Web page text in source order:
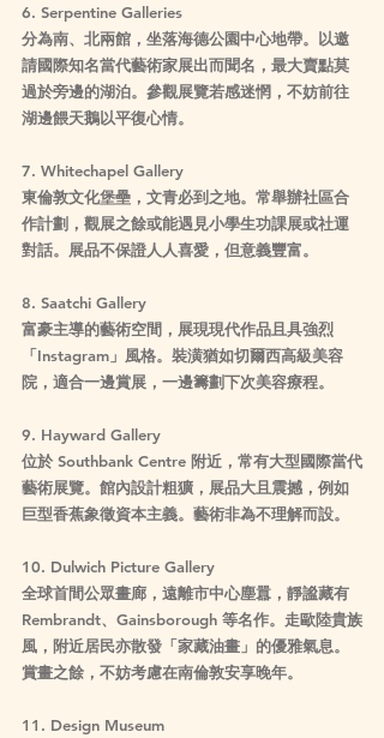
6. Serpentine Galleries
分為南、北兩館，坐落海德公園中心地帶。以邀
請國際知名當代藝術家展出而聞名，最大賣點莫
過於旁邊的湖泊。參觀展覽若感迷惘，不妨前往
湖邊餵天鵝以平復心情。
7. Whitechapel Gallery
東倫敦文化堡壘，文青必到之地。常舉辦社區合
作計劃，觀展之餘或能遇見小學生功課展或社運
對話。展品不保證人人喜愛，但意義豐富。
8. Saatchi Gallery
富豪主導的藝術空間，展現現代作品且具強烈
「Instagram」風格。裝潢猶如切爾西高級美容
院，適合一邊賞展，一邊籌劃下次美容療程。
9. Hayward Gallery
位於 Southbank Centre 附近，常有大型國際當代
藝術展覽。館內設計粗獷，展品大且震撼，例如
巨型香蕉象徵資本主義。藝術非為不理解而設。
10. Dulwich Picture Gallery
全球首間公眾畫廊，遠離市中心塵囂，靜謐藏有
Rembrandt、Gainsborough 等名作。走歐陸貴族
風，附近居民亦散發「家藏油畫」的優雅氣息。
賞畫之餘，不妨考慮在南倫敦安享晚年。
11. Design Museum